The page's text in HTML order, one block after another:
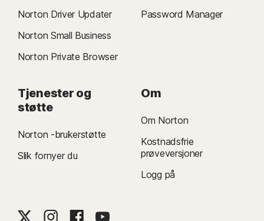
Norton Driver Updater
Norton Small Business
Norton Private Browser
Password Manager
Tjenester og
støtte
Norton -brukerstøtte
Slik fornyer du
Om
Om Norton
Kostnadsfrie
prøveversjoner
Logg på